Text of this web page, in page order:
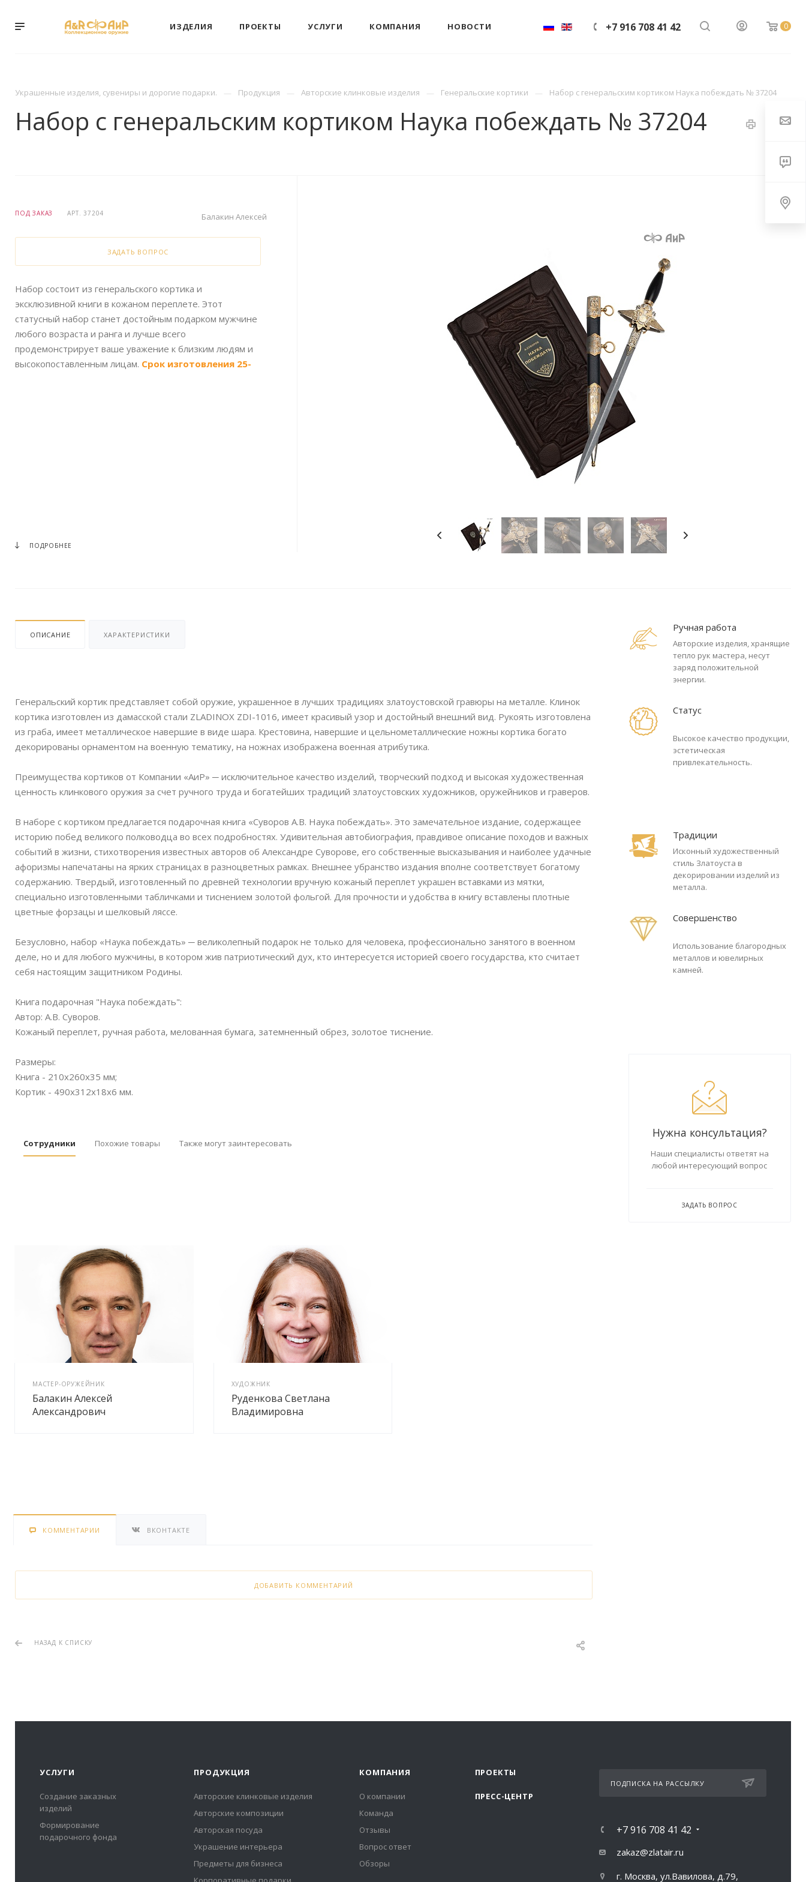
0
+7 916 708 41 42
ИЗДЕЛИЯ ПРОЕКТЫ УСЛУГИ КОМПАНИЯ НОВОСТИ
Украшенные изделия, сувениры и дорогие подарки. Продукция Авторские клинковые изделия Генеральские кортики Набор с генеральским кортиком Наука побеждать № 37204
Набор с генеральским кортиком Наука побеждать № 37204
ПОД ЗАКАЗ АРТ.37204 Балакин Алексей
ЗАДАТЬ ВОПРОС
Набор состоит из генеральского кортика и
эксклюзивной книги в кожаном переплете. Этот
статусный набор станет достойным подарком мужчине
любого возраста и ранга и лучше всего
продемонстрирует ваше уважение к близким людям и
высокопоставленным лицам. Срок изготовления 25-
ПОДРОБНЕЕ
Ручная работа
Авторские изделия, хранящие
тепло рук мастера, несут
заряд положительной
энергии.
Статус
Высокое качество продукции,
эстетическая
привлекательность.
Традиции
Исконный художественный
стиль Златоуста в
декорировании изделий из
металла.
Совершенство
Использование благородных
металлов и ювелирных
камней.
Нужна консультация?
Наши специалисты ответят на
любой интересующий вопрос
ЗАДАТЬ ВОПРОС
ОПИСАНИЕ ХАРАКТЕРИСТИКИ
Генеральский кортик представляет собой оружие, украшенное в лучших традициях златоустовской гравюры на металле. Клинок
кортика изготовлен из дамасской стали ZLADINOX ZDI-1016, имеет красивый узор и достойный внешний вид. Рукоять изготовлена
из граба, имеет металлическое навершие в виде шара. Крестовина, навершие и цельнометаллические ножны кортика богато
декорированы орнаментом на военную тематику, на ножнах изображена военная атрибутика.
Преимущества кортиков от Компании «АиР» ─ исключительное качество изделий, творческий подход и высокая художественная
ценность клинкового оружия за счет ручного труда и богатейших традиций златоустовских художников, оружейников и граверов.
В наборе с кортиком предлагается подарочная книга «Суворов А.В. Наука побеждать». Это замечательное издание, содержащее
историю побед великого полководца во всех подробностях. Удивительная автобиография, правдивое описание походов и важных
событий в жизни, стихотворения известных авторов об Александре Суворове, его собственные высказывания и наиболее удачные
афоризмы напечатаны на ярких страницах в разноцветных рамках. Внешнее убранство издания вполне соответствует богатому
содержанию. Твердый, изготовленный по древней технологии вручную кожаный переплет украшен вставками из мятки,
специально изготовленными табличками и тиснением золотой фольгой. Для прочности и удобства в книгу вставлены плотные
цветные форзацы и шелковый ляссе.
Безусловно, набор «Наука побеждать» ─ великолепный подарок не только для человека, профессионально занятого в военном
деле, но и для любого мужчины, в котором жив патриотический дух, кто интересуется историей своего государства, кто считает
себя настоящим защитником Родины.
Книга подарочная "Наука побеждать":
Автор: А.В. Суворов.
Кожаный переплет, ручная работа, мелованная бумага, затемненный обрез, золотое тиснение.
Размеры:
Книга - 210х260х35 мм;
Кортик - 490х312х18х6 мм.
Сотрудники Похожие товары Также могут заинтересовать
МАСТЕР-ОРУЖЕЙНИК
Балакин Алексей
Александрович
ХУДОЖНИК
Руденкова Светлана
Владимировна
КОММЕНТАРИИ ВКОНТАКТЕ
ДОБАВИТЬ КОММЕНТАРИЙ
НАЗАД К СПИСКУ
УСЛУГИ
Создание заказных
изделий
Формирование
подарочного фонда
ПРОДУКЦИЯ
Авторские клинковые изделия
Авторские композиции
Авторская посуда
Украшение интерьера
Предметы для бизнеса
КОМПАНИЯ
О компании
Команда
Отзывы
Вопрос ответ
Обзоры
ПРОЕКТЫ
ПРЕСС-ЦЕНТР
ПОДПИСКА НА РАССЫЛКУ
+7 916 708 41 42
zakaz@zlatair.ru
г. Москва, ул.Вавилова, д.79,